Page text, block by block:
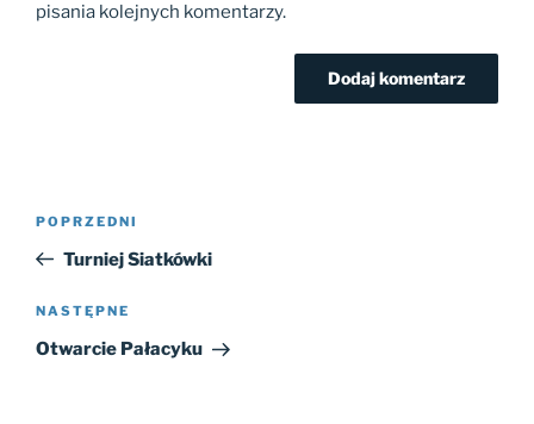
pisania kolejnych komentarzy.
Nawigacja
Poprzedni
wpis
POPRZEDNI
Turniej Siatkówki
Następny
wpis
NASTĘPNE
Otwarcie Pałacyku